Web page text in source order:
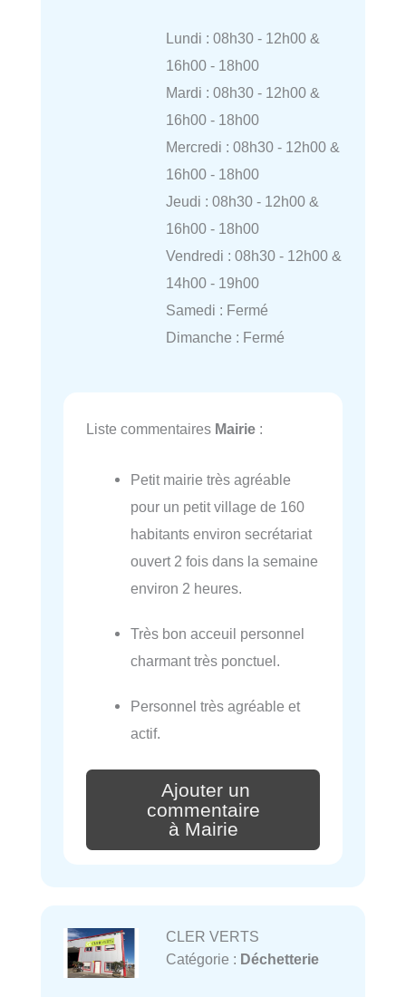
Lundi : 08h30 - 12h00 &
16h00 - 18h00
Mardi : 08h30 - 12h00 &
16h00 - 18h00
Mercredi : 08h30 - 12h00 &
16h00 - 18h00
Jeudi : 08h30 - 12h00 &
16h00 - 18h00
Vendredi : 08h30 - 12h00 &
14h00 - 19h00
Samedi : Fermé
Dimanche : Fermé
Liste commentaires Mairie :
Petit mairie très agréable
pour un petit village de 160
habitants environ secrétariat
ouvert 2 fois dans la semaine
environ 2 heures.
Très bon acceuil personnel
charmant très ponctuel.
Personnel très agréable et
actif.
Ajouter un
commentaire
à Mairie
CLER VERTS
Catégorie : Déchetterie